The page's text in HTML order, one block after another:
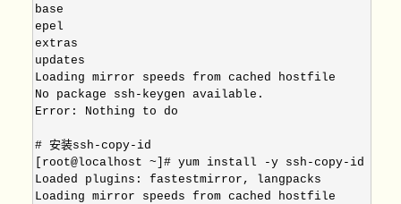
base
epel
extras
updates
Loading mirror speeds from cached hostfile
No package ssh-keygen available.
Error: Nothing to do
# 安装ssh-copy-id
[root@localhost ~]# yum install -y ssh-copy-id
Loaded plugins: fastestmirror, langpacks
Loading mirror speeds from cached hostfile